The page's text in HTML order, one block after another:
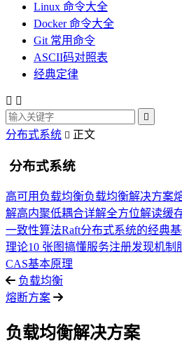
Linux 命令大全
Docker 命令大全
Git 常用命令
ASCII码对照表
经典定律
 

分布式系统  正文
分布式系统
高可用 负载均衡负载均衡解决方案
解高内聚低耦合详解全方位解读缓
一致性算法Raft分布式系统的经典
理论10 张图搞懂服务注册发现机制
CAS基本原理
负载均衡
熔断方案
负载均衡解决方案